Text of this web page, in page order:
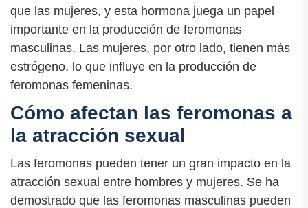
que las mujeres, y esta hormona juega un papel
importante en la producción de feromonas
masculinas. Las mujeres, por otro lado, tienen más
estrógeno, lo que influye en la producción de
feromonas femeninas.
Cómo afectan las feromonas a
la atracción sexual
Las feromonas pueden tener un gran impacto en la
atracción sexual entre hombres y mujeres. Se ha
demostrado que las feromonas masculinas pueden